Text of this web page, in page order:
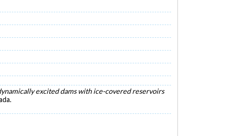
excited dams with ice-covered reservoirs